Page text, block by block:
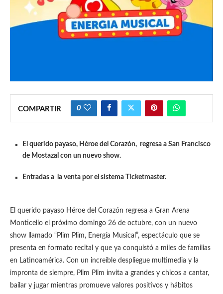
COMPARTIR 0
El querido payaso, Héroe del Corazón, regresa a San Francisco
de Mostazal con un nuevo show.
Entradas a la venta por el sistema Ticketmaster.
El querido payaso Héroe del Corazón regresa a Gran Arena
Monticello el próximo domingo 26 de octubre, con un nuevo
show llamado “Plim Plim, Energía Musical”, espectáculo que se
presenta en formato recital y que ya conquistó a miles de familias
en Latinoamérica. Con un increíble despliegue multimedia y la
impronta de siempre, Plim Plim invita a grandes y chicos a cantar,
bailar y jugar mientras promueve valores positivos y hábitos